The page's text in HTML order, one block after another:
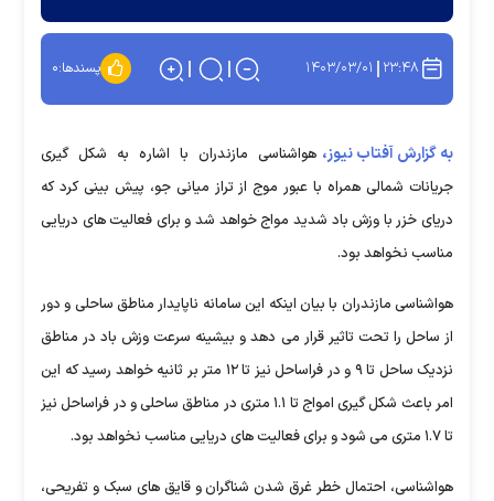
۲۳:۴۸ ۱۴۰۳/۰۳/۰۱ پسندها:۰
به گزارش آفتاب نیوز، هواشناسی مازندران با اشاره به شکل گیری
جریانات شمالی همراه با عبور موج از تراز میانی جو، پیش بینی کرد که
دریای خزر با وزش باد شدید مواج خواهد شد و برای فعالیت های دریایی
مناسب نخواهد بود.
هواشناسی مازندران با بیان اینکه این سامانه ناپایدار مناطق ساحلی و دور
از ساحل را تحت تاثیر قرار می دهد و بیشینه سرعت وزش باد در مناطق
نزدیک ساحل تا ۹ و در فراساحل نیز تا ۱۲ متر بر ثانیه خواهد رسید که این
امر باعث شکل گیری امواج تا ۱.۱ متری در مناطق ساحلی و در فراساحل نیز
تا ۱.۷ متری می شود و برای فعالیت های دریایی مناسب نخواهد بود.
هواشناسی، احتمال خطر غرق شدن شناگران و قایق های سبک و تفریحی،